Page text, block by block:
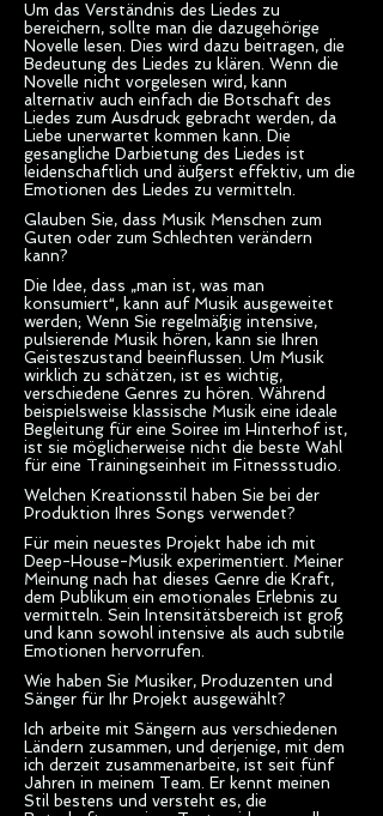
Um das Verständnis des Liedes zu
bereichern, sollte man die dazugehörige
Novelle lesen. Dies wird dazu beitragen, die
Bedeutung des Liedes zu klären. Wenn die
Novelle nicht vorgelesen wird, kann
alternativ auch einfach die Botschaft des
Liedes zum Ausdruck gebracht werden, da
Liebe unerwartet kommen kann. Die
gesangliche Darbietung des Liedes ist
leidenschaftlich und äußerst effektiv, um die
Emotionen des Liedes zu vermitteln.
Glauben Sie, dass Musik Menschen zum
Guten oder zum Schlechten verändern
kann?
Die Idee, dass „man ist, was man
konsumiert“, kann auf Musik ausgeweitet
werden; Wenn Sie regelmäßig intensive,
pulsierende Musik hören, kann sie Ihren
Geisteszustand beeinflussen. Um Musik
wirklich zu schätzen, ist es wichtig,
verschiedene Genres zu hören. Während
beispielsweise klassische Musik eine ideale
Begleitung für eine Soiree im Hinterhof ist,
ist sie möglicherweise nicht die beste Wahl
für eine Trainingseinheit im Fitnessstudio.
Welchen Kreationsstil haben Sie bei der
Produktion Ihres Songs verwendet?
Für mein neuestes Projekt habe ich mit
Deep-House-Musik experimentiert. Meiner
Meinung nach hat dieses Genre die Kraft,
dem Publikum ein emotionales Erlebnis zu
vermitteln. Sein Intensitätsbereich ist groß
und kann sowohl intensive als auch subtile
Emotionen hervorrufen.
Wie haben Sie Musiker, Produzenten und
Sänger für Ihr Projekt ausgewählt?
Ich arbeite mit Sängern aus verschiedenen
Ländern zusammen, und derjenige, mit dem
ich derzeit zusammenarbeite, ist seit fünf
Jahren in meinem Team. Er kennt meinen
Stil bestens und versteht es, die